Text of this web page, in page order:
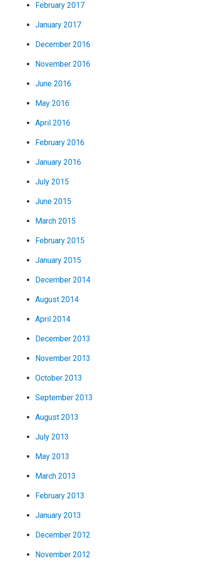
February 2017
January 2017
December 2016
November 2016
June 2016
May 2016
April 2016
February 2016
January 2016
July 2015
June 2015
March 2015
February 2015
January 2015
December 2014
August 2014
April 2014
December 2013
November 2013
October 2013
September 2013
August 2013
July 2013
May 2013
March 2013
February 2013
January 2013
December 2012
November 2012